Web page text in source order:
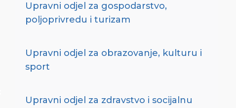
Upravni odjel za gospodarstvo,
poljoprivredu i turizam
Upravni odjel za obrazovanje, kulturu i
sport
Upravni odjel za zdravstvo i socijalnu